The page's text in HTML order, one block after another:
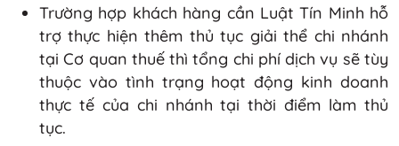
Trường hợp khách hàng cần Luật Tín Minh hỗ
trợ thực hiện thêm thủ tục giải thể chi nhánh
tại Cơ quan thuế thì tổng chi phí dịch vụ sẽ tùy
thuộc vào tình trạng hoạt động kinh doanh
thực tế của chi nhánh tại thời điểm làm thủ
tục.